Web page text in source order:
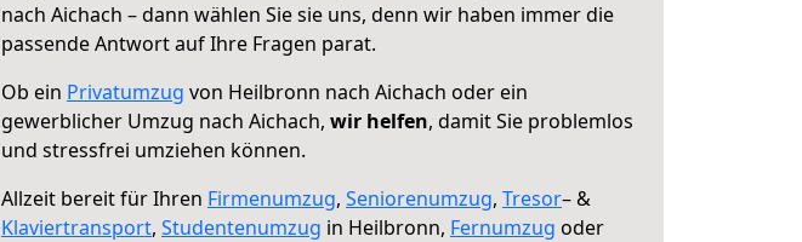
nach Aichach – dann wählen Sie sie uns, denn wir haben immer die
passende Antwort auf Ihre Fragen parat.
Ob ein Privatumzug von Heilbronn nach Aichach oder ein
gewerblicher Umzug nach Aichach, wir helfen, damit Sie problemlos
und stressfrei umziehen können.
Allzeit bereit für Ihren Firmenumzug, Seniorenumzug, Tresor– &
Klaviertransport, Studentenumzug in Heilbronn, Fernumzug oder